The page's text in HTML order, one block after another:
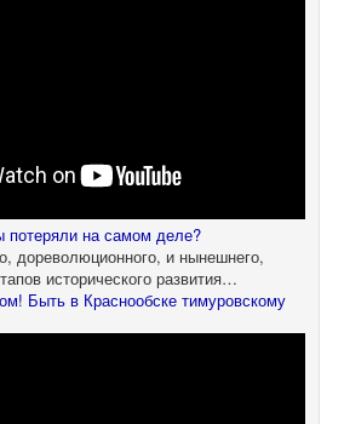
на самом деле?
дореволюционного, и нынешнего,
исторического развития…
Быть в Краснообске тимуровскому